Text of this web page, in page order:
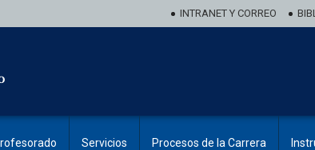
INTRANET Y CORREO
Servicios Procesos de la Carrera